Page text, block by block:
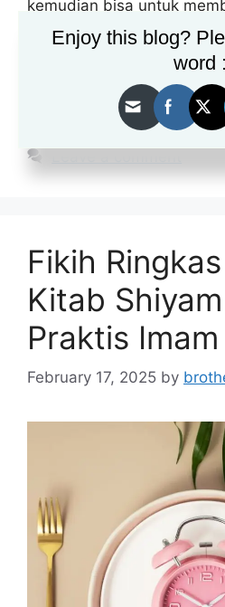
kemudian bisa untuk
tersebut ke bank. Hal
Anda mempunyai rumah
Categories
Fikih
Kitab
Praktis Imam
February 17, 2025 by
Enjoy this blog?
word